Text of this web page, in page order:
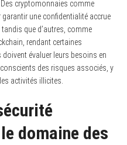
cryptomonnaies comme
une confidentialité accrue
que d’autres, comme
rendant certaines
évaluer leurs besoins en
des risques associés, y
activités illicites.
domaine des